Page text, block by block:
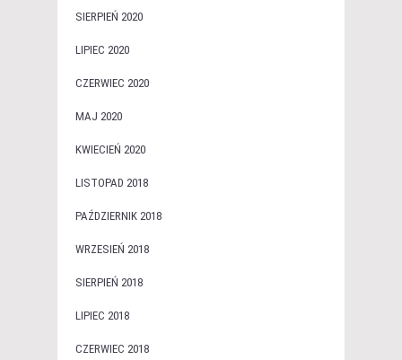
SIERPIEŃ 2020
LIPIEC 2020
CZERWIEC 2020
MAJ 2020
KWIECIEŃ 2020
LISTOPAD 2018
PAŹDZIERNIK 2018
WRZESIEŃ 2018
SIERPIEŃ 2018
LIPIEC 2018
CZERWIEC 2018